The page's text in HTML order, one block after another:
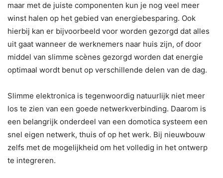
maar met de juiste componenten kun je nog veel meer
winst halen op het gebied van energiebesparing. Ook
hierbij kan er bijvoorbeeld voor worden gezorgd dat alles
uit gaat wanneer de werknemers naar huis zijn, of door
middel van slimme scènes gezorgd worden dat energie
optimaal wordt benut op verschillende delen van de dag.
Slimme elektronica is tegenwoordig natuurlijk niet meer
los te zien van een goede netwerkverbinding. Daarom is
een belangrijk onderdeel van een domotica systeem een
snel eigen netwerk, thuis of op het werk. Bij nieuwbouw
zelfs met de mogelijkheid om het volledig in het ontwerp
te integreren.